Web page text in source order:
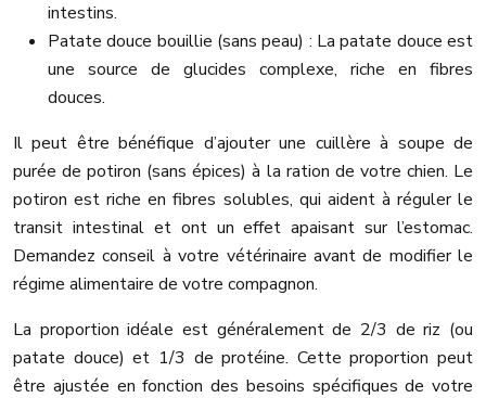
intestins.
Patate douce bouillie (sans peau) : La patate douce est
une source de glucides complexe, riche en fibres
douces.
Il peut être bénéfique d’ajouter une cuillère à soupe de
purée de potiron (sans épices) à la ration de votre chien. Le
potiron est riche en fibres solubles, qui aident à réguler le
transit intestinal et ont un effet apaisant sur l’estomac.
Demandez conseil à votre vétérinaire avant de modifier le
régime alimentaire de votre compagnon.
La proportion idéale est généralement de 2/3 de riz (ou
patate douce) et 1/3 de protéine. Cette proportion peut
être ajustée en fonction des besoins spécifiques de votre